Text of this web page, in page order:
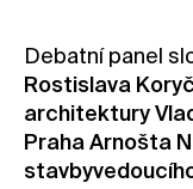
Debatní panel
Rostislava
architektury
Praha Arnošta